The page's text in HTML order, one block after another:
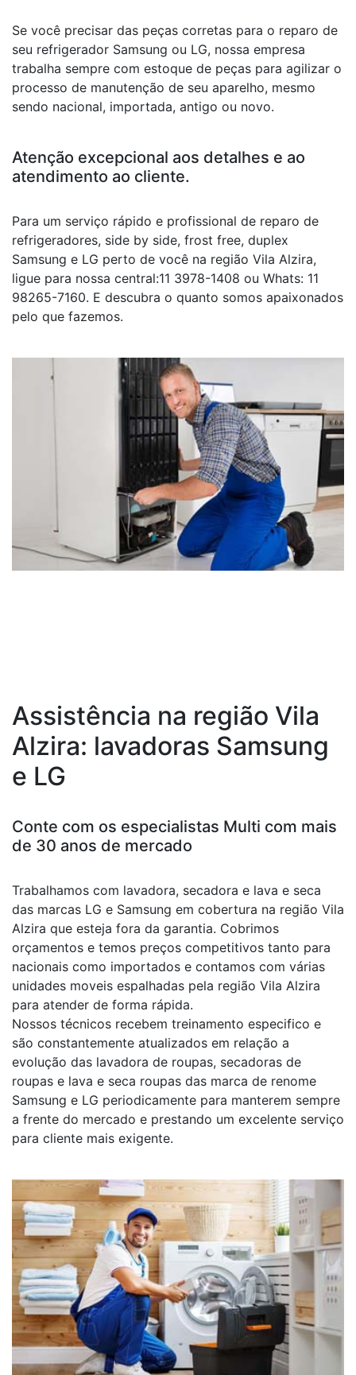
Se você precisar das peças corretas para o reparo de
seu refrigerador Samsung ou LG, nossa empresa
trabalha sempre com estoque de peças para agilizar o
processo de manutenção de seu aparelho, mesmo
sendo nacional, importada, antigo ou novo.
Atenção excepcional aos detalhes e ao
atendimento ao cliente.
Para um serviço rápido e profissional de reparo de
refrigeradores, side by side, frost free, duplex
Samsung e LG perto de você na região Vila Alzira,
ligue para nossa central:11 3978-1408 ou Whats: 11
98265-7160. E descubra o quanto somos apaixonados
pelo que fazemos.
Assistência na região Vila
Alzira: lavadoras Samsung
e LG
Conte com os especialistas Multi com mais
de 30 anos de mercado
Trabalhamos com lavadora, secadora e lava e seca
das marcas LG e Samsung em cobertura na região Vila
Alzira que esteja fora da garantia. Cobrimos
orçamentos e temos preços competitivos tanto para
nacionais como importados e contamos com várias
unidades moveis espalhadas pela região Vila Alzira
para atender de forma rápida.
Nossos técnicos recebem treinamento especifico e
são constantemente atualizados em relação a
evolução das lavadora de roupas, secadoras de
roupas e lava e seca roupas das marca de renome
Samsung e LG periodicamente para manterem sempre
a frente do mercado e prestando um excelente serviço
para cliente mais exigente.